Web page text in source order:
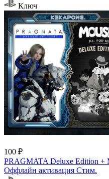
Ключ
100 ₽
PRAGMATA Deluxe Edition +
Оффлайн активация Cтим.